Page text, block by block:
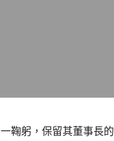
鞠躬，保留其董事長